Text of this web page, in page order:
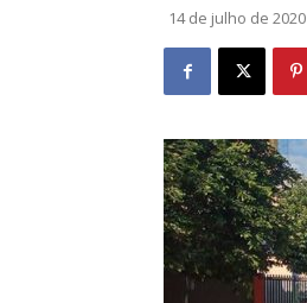
14 de julho de 2020